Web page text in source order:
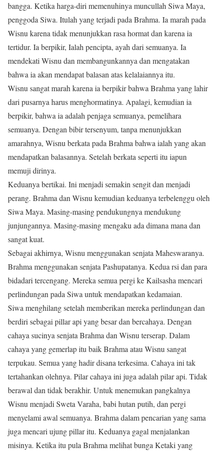
bangga. Ketika harga-diri memenuhinya muncullah Siwa Maya,
penggoda Siwa. Itulah yang terjadi pada Brahma. Ia marah pada
Wisnu karena tidak menunjukkan rasa hormat dan karena ia
tertidur. Ia berpikir, Ialah pencipta, ayah dari semuanya. Ia
mendekati Wisnu dan membangunkannya dan mengatakan
bahwa ia akan mendapat balasan atas kelalaiannya itu.
Wisnu sangat marah karena ia berpikir bahwa Brahma yang lahir
dari pusarnya harus menghormatinya. Apalagi, kemudian ia
berpikir, bahwa ia adalah penjaga semuanya, pemelihara
semuanya. Dengan bibir tersenyum, tanpa menunjukkan
amarahnya, Wisnu berkata pada Brahma bahwa ialah yang akan
mendapatkan balasannya. Setelah berkata seperti itu iapun
memuji dirinya.
Keduanya bertikai. Ini menjadi semakin sengit dan menjadi
perang. Brahma dan Wisnu kemudian keduanya terbelenggu oleh
Siwa Maya. Masing-masing pendukungnya mendukung
junjungannya. Masing-masing mengaku ada dimana mana dan
sangat kuat.
Sebagai akhirnya, Wisnu menggunakan senjata Maheswaranya.
Brahma menggunakan senjata Pashupatanya. Kedua rsi dan para
bidadari tercengang. Mereka semua pergi ke Kailsasha mencari
perlindungan pada Siwa untuk mendapatkan kedamaian.
Siwa menghilang setelah memberikan mereka perlindungan dan
berdiri sebagai pillar api yang besar dan bercahaya. Dengan
cahaya sucinya senjata Brahma dan Wisnu terserap. Dalam
cahaya yang gemerlap itu baik Brahma atau Wisnu sangat
terpukau. Semua yang hadir disana terkesima. Cahaya ini tak
tertahankan olehnya. Pilar cahaya ini juga adalah pilar api. Tidak
berawal dan tidak berakhir. Untuk menemukan pangkalnya
Wisnu menjadi Sweta Varaha, babi hutan putih, dan pergi
menyelami awal semuanya. Brahma dalam pencarian yang sama
juga mencari ujung pillar itu. Keduanya gagal menjalankan
misinya. Ketika itu pula Brahma melihat bunga Ketaki yang